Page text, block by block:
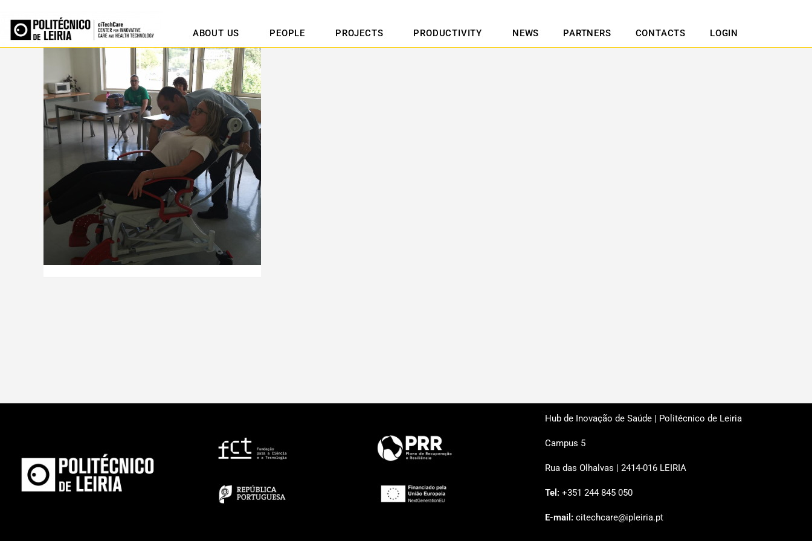
ABOUT US PEOPLE PROJECTS PRODUCTIVITY NEWS PARTNERS CONTACTS LOGIN
Hub de Inovação de Saúde | Politécnico de Leiria
Campus 5
Rua das Olhalvas | 2414-016 LEIRIA
Tel: +351 244 845 050
E-mail: citechcare@ipleiria.pt